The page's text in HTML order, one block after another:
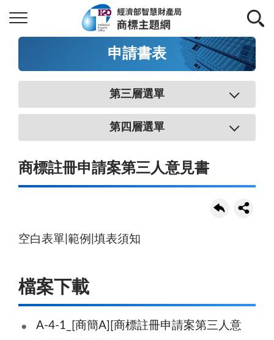
申請書表
第三層選單
第四層選單
商標註冊申請案第三人意見書
空白表單|範例|填表須知
檔案下載
A-4-1_[商簡A][商標註冊申請案第三人意